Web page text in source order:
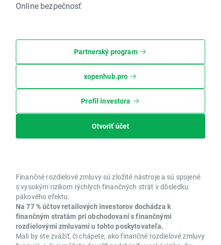
Online bezpečnosť
Partnerský program
xopenhub.pro
Profil investora
Otvoriť účet
Finančné rozdielové zmluvy sú zložité nástroje a sú spojené
s vysokým rizikom rýchlych finančných strát v dôsledku
pákového efektu.
Na 77 % účtov retailových investorov dochádza k
finančným stratám pri obchodovaní s finančnými
rozdielovými zmluvami u tohto poskytovateľa.
Mali by ste zvážiť, či chápete, ako finančné rozdielové zmluvy